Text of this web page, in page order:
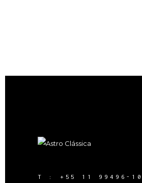
T : +55 11 99496-